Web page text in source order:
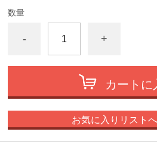
数量
- +
カートに
お気に入りリスト